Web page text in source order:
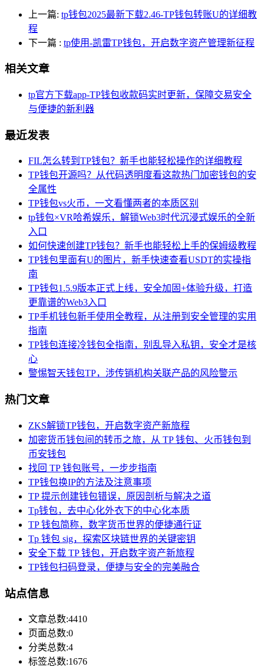
上一篇: tp钱包2025最新下载2.46-TP钱包转账U的详细教
程
下一篇 : tp使用-凯雷TP钱包，开启数字资产管理新征程
相关文章
tp官方下载app-TP钱包收款码实时更新，保障交易安全
与便捷的新利器
最近发表
FIL怎么转到TP钱包？新手也能轻松操作的详细教程
TP钱包开源吗？从代码透明度看这款热门加密钱包的安
全属性
TP钱包vs火币，一文看懂两者的本质区别
tp钱包×VR哈希娱乐，解锁Web3时代沉浸式娱乐的全新
入口
如何快速创建TP钱包？新手也能轻松上手的保姆级教程
TP钱包里面有U的图片，新手快速查看USDT的实操指
南
TP钱包1.5.9版本正式上线，安全加固+体验升级，打造
更靠谱的Web3入口
TP手机钱包新手使用全教程，从注册到安全管理的实用
指南
TP钱包连接冷钱包全指南，别乱导入私钥，安全才是核
心
警惕智天钱包TP，涉传销机构关联产品的风险警示
热门文章
ZKS解锁TP钱包，开启数字资产新旅程
加密货币钱包间的转币之旅，从 TP 钱包、火币钱包到
币安钱包
找回 TP 钱包账号，一步步指南
TP钱包换IP的方法及注意事项
TP 提示创建钱包错误，原因剖析与解决之道
Tp钱包，去中心化外衣下的中心化本质
TP 钱包简称，数字货币世界的便捷通行证
Tp 钱包 sig，探索区块链世界的关键密钥
安全下载 TP 钱包，开启数字资产新旅程
TP钱包扫码登录，便捷与安全的完美融合
站点信息
文章总数:4410
页面总数:0
分类总数:4
标签总数:1676